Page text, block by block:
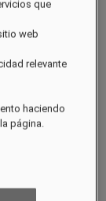
que
web
relevante
haciendo
página.